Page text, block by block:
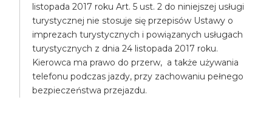
listopada 2017 roku Art. 5 ust. 2 do niniejszej usługi
turystycznej nie stosuje się przepisów Ustawy o
imprezach turystycznych i powiązanych usługach
turystycznych z dnia 24 listopada 2017 roku.
Kierowca ma prawo do przerw, a także używania
telefonu podczas jazdy, przy zachowaniu pełnego
bezpieczeństwa przejazdu.